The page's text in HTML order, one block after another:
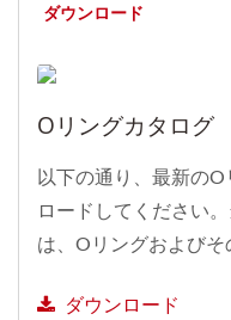
ダウンロード
Oリングカタログ
以下の通り、最新の
ロードしてください
は、Oリングおよび
って、お客様のニー
ダウンロード